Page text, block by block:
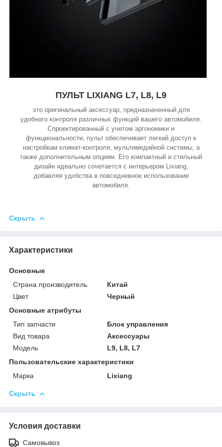
ПУЛЬТ LIXIANG L7, L8, L9
это оригинальный аксессуар, предназначенный для
удобного контроля различных функций вашего автомобиля.
Спроектированный с учетом эргономики и
функциональности, пульт обеспечивает легкий доступ к
настройкам климат-контроля, мультимедийной системы, а
также дополнительным опциям. Его компактный и стильный
дизайн идеально сочетается с интерьером Lixiang,
добавляя удобства в повседневное использование
автомобиля.
Скрыть
Характеристики
Основные
Страна производитель
Китай
Цвет
Черный
Основные атрибуты
Тип запчасти
Блок управления
Вид товара
Аксессуары
Модель
L9, L8, L7
Пользовательские характеристики
Марка
Lixiang
Скрыть
Условия доставки
Самовывоз